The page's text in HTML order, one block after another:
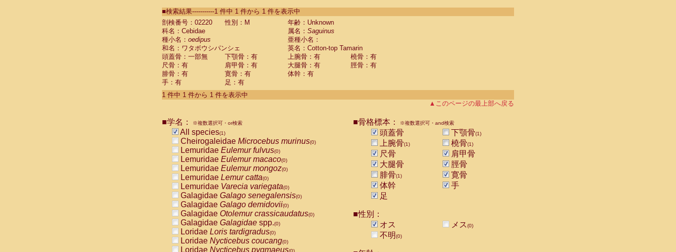
CebidaeSaguinus labiatus(0)
Cebidae Saguinus leucopus (0)
Cebidae
Cebidae
CebidaeSaguinus nigricollis (0)
Cebidae Saguinus oedipus
Cebidae Saguinus weddelli
Cebidae Saguinusspp.
Cebidae Aotus trivirgatus
Cebidae Cebus albifrons
CebidaeCebus nigrivittatus
CebidaeCebus
CebidaeSaimiri boliviensis(0)
CebidaeSaimiri sciureus(0)
AtelidaeAlouatta caraya(0)
AtelidaeAlouatta fusca(0)
AtelidaeAlouatta seniculus
AtelidaeAlouattaspp.(0)
AtelidaeAteles belzebuth(0)
AtelidaeAteles geoffroyi(0)
AtelidaeAteles paniscus(0)
AtelidaeAtelesspp.(0)
Atelidae Lagothrix lagothricha
AtelidaeLagothrix lagothricha cana
PitheciidaeCacajao calvus rubicundus
■検索結果-----------1 件中 1 件から 1 件を表示中
剖検番号：02220
性別：M
年齢：Unknown
科名：Cebidae
属名： Saguinus
種小名： oedipus
亜種小名：
和名：ワタボウシパンシェ
英名：Cotton-top Tamarin
頭蓋骨：一部無
下顎骨：有 上腕骨：有
橈骨：有
尺骨：有
肩甲骨：有 大腿骨：有
脛骨：有
腓骨：有
寛骨：有
体幹：有
手：有
足：有
1 件中 1 件から 1 件を表示中
▲このページの最上部へ戻る
■学名： ※複数選択可・or検索
All species(1)
Cheirogaleidae Microcebus murinus(0)
Lemuridae Eulemur fulvus(0)
Lemuridae Eulemur macaco(0)
Lemuridae Eulemur mongoz(0)
Lemuridae Lemur catta(0)
Lemuridae Varecia variegata(0)
Galagidae Galago senegalensis(0)
Galagidae Galago demidovii(0)
Galagidae Otolemur crassicaudatus(0)
Galagidae Galagidae spp.(0)
Loridae Loris tardigradus(0)
Loridae Nycticebus coucang(0)
Loridae Nycticebus pygmaeus(0)
■骨格標本： ※複数選択可・and検索
頭蓋骨 下顎骨(1)
上腕骨(1) 橈骨(1)
尺骨
肩甲骨
大腿骨
脛骨
腓骨(1)
寛骨
体幹
手
足
■性別：
オス
メス(0)
不明(0)